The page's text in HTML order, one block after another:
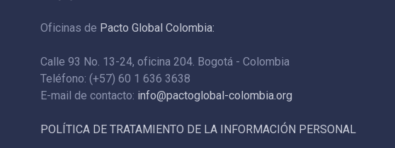
Oficinas de Pacto Global Colombia:
Calle 93 No. 13-24, oficina 204. Bogotá - Colombia
Teléfono: (+57) 60 1 636 3638
E-mail de contacto: info@pactoglobal-colombia.org
POLÍTICA DE TRATAMIENTO DE LA INFORMACIÓN PERSONAL